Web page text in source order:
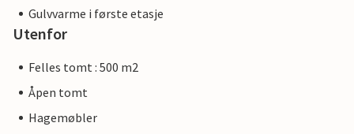
Gulvvarme i første etasje
Utenfor
Felles tomt : 500 m2
Åpen tomt
Hagemøbler